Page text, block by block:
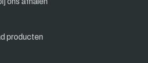
producten